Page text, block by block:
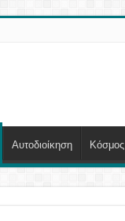
Αυτοδιοίκηση Κόσμος